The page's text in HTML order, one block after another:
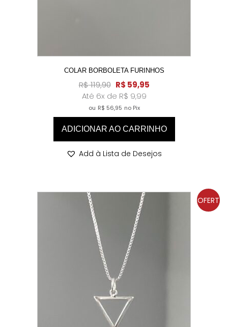
COLAR BORBOLETA FURINHOS
R$119,90 R$ 59,95
Até 6x de R$ 9,99
ou R$ 56,95 no Pix
ADICIONAR AO CARRINHO
Add à Lista de Desejos
OFERT